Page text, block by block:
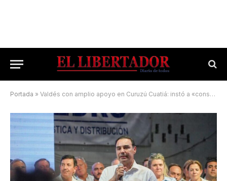
Portada » Valdés con amplio apoyo en Curuzú Cuatiá: instó a «construir el futuro con Vamos Corrientes»